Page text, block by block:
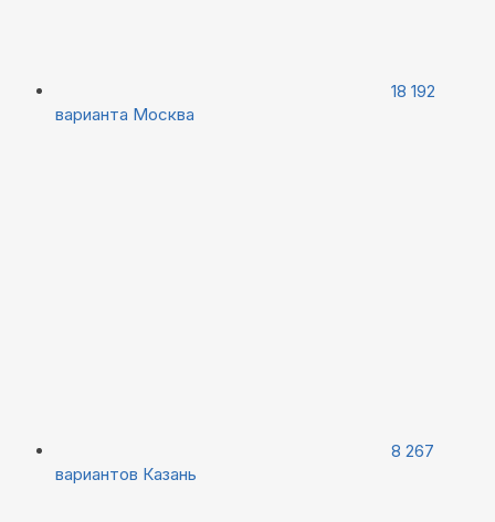
18 192
варианта Москва
8 267
вариантов Казань